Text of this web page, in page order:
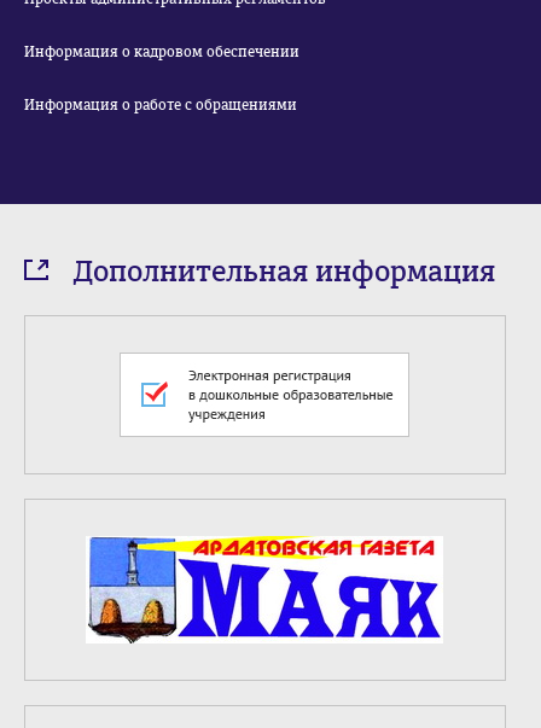
Информация о кадровом обеспечении
Информация о работе с обращениями
Дополнительная информация